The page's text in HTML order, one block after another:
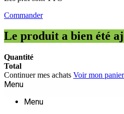
Commander
Le produit a bien été
Quantité
Total
Continuer mes achats Voir mon panier
Menu
Menu